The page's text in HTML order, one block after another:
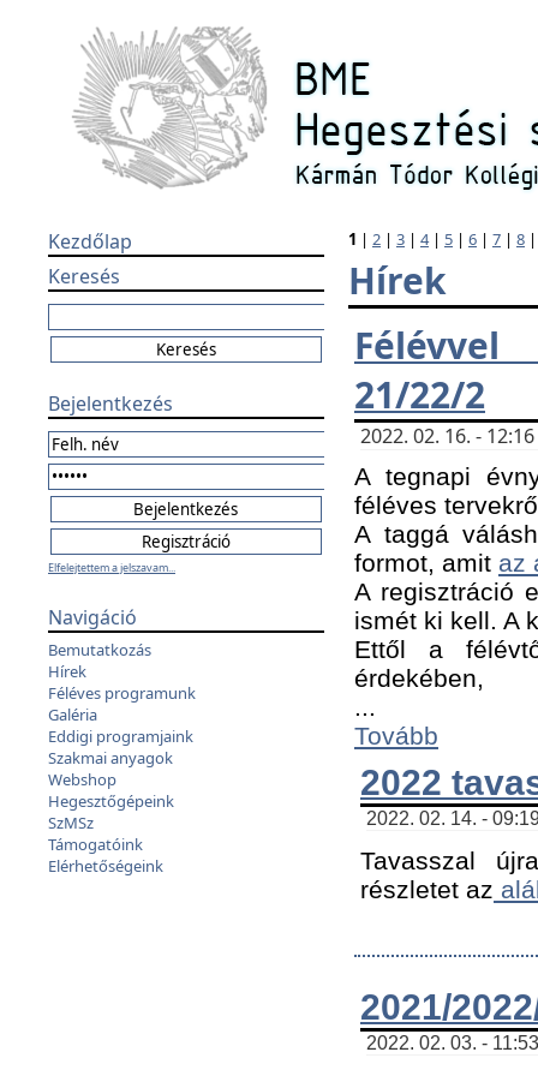
Kezdőlap
Keresés
Bejelentkezés
Elfelejtettem a jelszavam...
Navigáció
Bemutatkozás
Hírek
Féléves programunk
Galéria
Eddigi programjaink
Szakmai anyagok
Webshop
Hegesztőgépeink
SzMSz
Támogatóink
Elérhetőségeink
1 | 2 | 3 | 4| 5 | 6 | 7 | 8
Hírek
21/22/2
2022. 02. 16. -
A tegnapi
féléves
A taggá
formot, amit az
A regisztráció
ismét ki kell. A
Ettől a
érdekében,
...
Tovább
2022
2022. 02. 14. -
Tavasszal
részletet az
2021/
2022. 02. 03. -